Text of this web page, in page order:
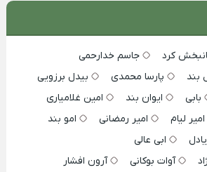
کرد
جاسم خدارحمی
بند پارسا محمدی
بیدل برزویی
بابی ایوان بند
امین غلامیاری
امیر لیام امیر رمضانی
امو بند
ابی عالی
آوات بوکانی
آرون افشار